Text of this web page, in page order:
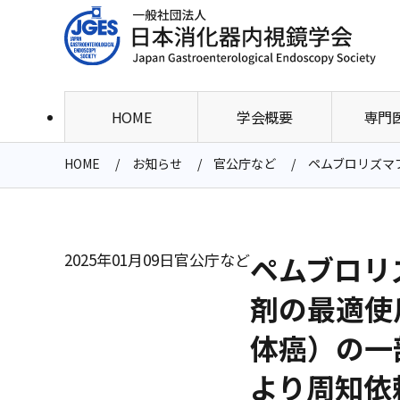
HOME 学会概要 専門
HOME お知らせ 官公庁など ペムブロリズ
2025年01月09日官公庁などペムブロ
剤の最適
体癌）の
より周知依